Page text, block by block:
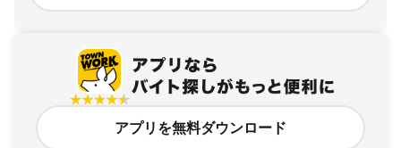
アプリを無料ダウンロード